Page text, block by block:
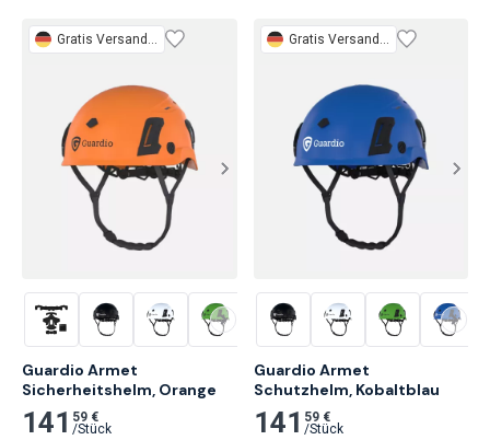
Gratis Versand 3 Tage
Guardio Armet
Sicherheitshelm, Orange
141 59 €
/Stück
Gratis Versand 3 Tage
Guardio Armet
Schutzhelm, Kobaltblau
141 59 €
/Stück